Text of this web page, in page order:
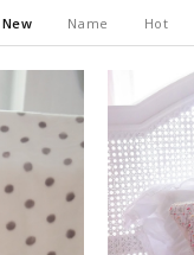
New Name Hot